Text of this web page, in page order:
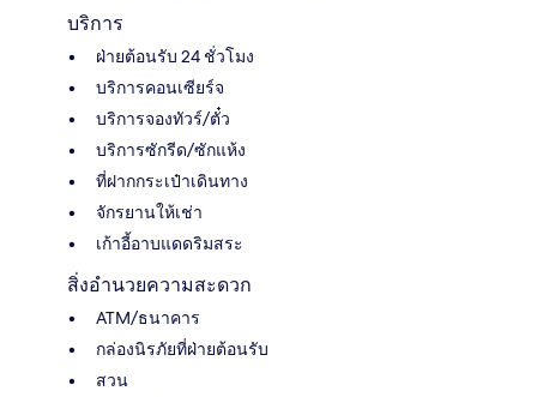
บริการ
ฝ่ายต้อนรับ 24 ชั่วโมง
บริการคอนเซียร์จ
บริการจองทัวร์/ตั๋ว
บริการซักรีด/ซักแห้ง
ที่ฝากกระเป๋าเดินทาง
จักรยานให้เช่า
เก้าอี้อาบแดดริมสระ
สิ่งอำนวยความสะดวก
ATM/ธนาคาร
กล่องนิรภัยที่ฝ่ายต้อนรับ
สวน